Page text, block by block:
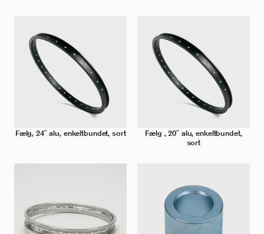
Fælg, 24″ alu, enkeltbundet, sort
Fælg , 20″ alu, enkeltbundet,
sort